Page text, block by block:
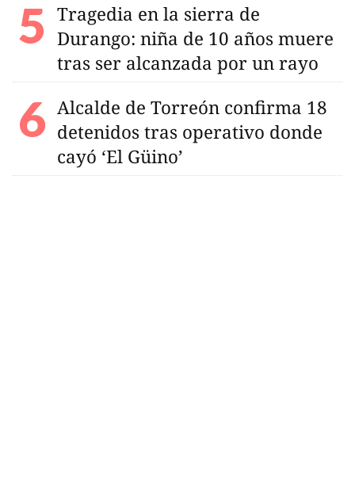
Tragedia en la sierra de
Durango: niña de 10 años muere
tras ser alcanzada por un rayo
Alcalde de Torreón confirma 18
detenidos tras operativo donde
cayó ‘El Güino’